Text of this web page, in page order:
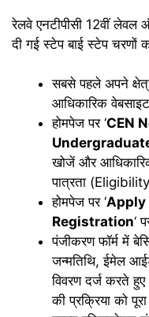
रेलवे एनटीपीसी 12वीं लेवल
दी गई स्टेप बाई स्टेप
सबसे पहले अपने
आधिकारिक वेबसाइट
होमपेज पर ‘CEN
खोजें और
पात्रता
होमपेज पर ‘Apply
Registration‘
पंजीकरण फॉर्म में
जन्मतिथि, ईमेल
विवरण दर्ज करते
की प्रक्रिया को